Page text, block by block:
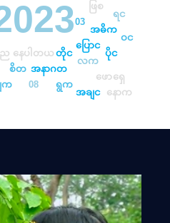
03
ပြောင
နေပါတယတိုင
ည
ဖြစ
လက
အနာဂတ
အဓိက
စိတ
ပိုင
ဖော
ရင
ရွက
ရှေ
08
က
နောက
ဝင
အချင